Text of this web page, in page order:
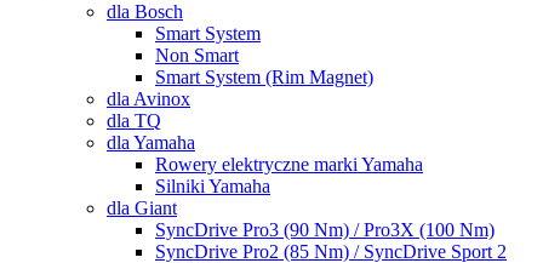
dla Bosch
Smart System
Non Smart
Smart System (Rim Magnet)
dla Avinox
dla TQ
dla Yamaha
Rowery elektryczne marki Yamaha
Silniki Yamaha
dla Giant
SyncDrive Pro3 (90 Nm) / Pro3X (100 Nm)
SyncDrive Pro2 (85 Nm) / SyncDrive Sport 2